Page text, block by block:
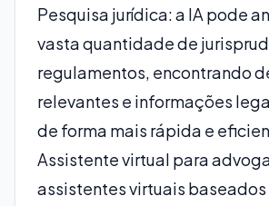
Pesquisa jurídica: a IA pode
vasta quantidade de
regulamentos, encontrando
relevantes e informações
de forma mais rápida e
Assistente virtual para
assistentes virtuais baseados